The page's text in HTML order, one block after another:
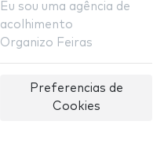
Eu sou uma agência de
acolhimento
Organizo Feiras
Preferencias de
Cookies